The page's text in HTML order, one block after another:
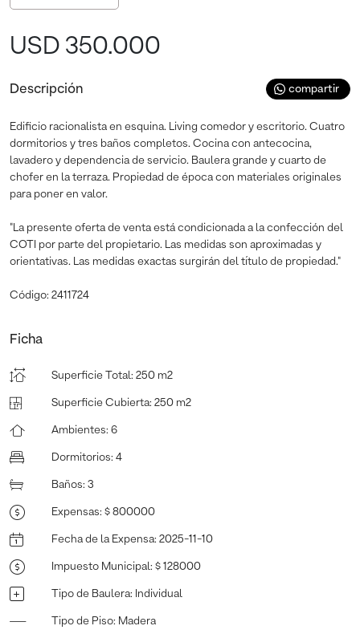
USD 350.000
Descripción compartir
Edificio racionalista en esquina. Living comedor y escritorio. Cuatro
dormitorios y tres baños completos. Cocina con antecocina,
lavadero y dependencia de servicio. Baulera grande y cuarto de
chofer en la terraza. Propiedad de época con materiales originales
para poner en valor.
"La presente oferta de venta está condicionada a la confección del
COTI por parte del propietario. Las medidas son aproximadas y
orientativas. Las medidas exactas surgirán del título de propiedad."
Código: 2411724
Ficha
Superficie Total : 250 m2
Superficie Cubierta: 250 m2
Ambientes: 6
Dormitorios: 4
Baños: 3
Expensas: $ 800000
Fecha de la Expensa: 2025-11-10
Impuesto Municipal : $ 128000
Tipo de Baulera: Individual
Tipo de Piso: Madera